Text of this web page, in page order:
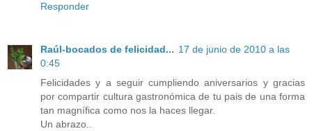
Responder
Raúl-bocados de felicidad... 17 de junio de 2010 a las
0:45
Felicidades y a seguir cumpliendo aniversarios y gracias
por compartir cultura gastronómica de tu pais de una forma
tan magnífica como nos la haces llegar.
Un abrazo..